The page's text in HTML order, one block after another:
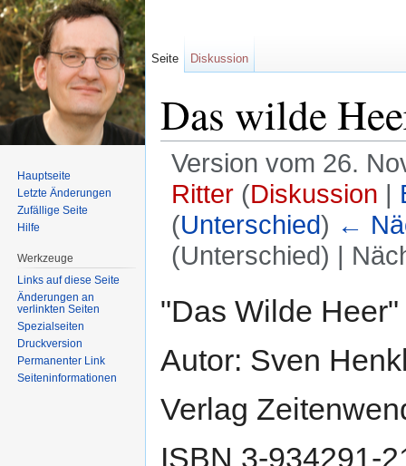
Das wilde
Version vom 26.
Ritter (Diskussion |
(Unterschied) ←
(Unterschied) |
"Das Wilde Heer"
Autor: Sven
Verlag
ISBN 3-934291-
Seite Diskussion
Hauptseite
Letzte Änderungen
Zufällige Seite
Hilfe
Werkzeuge
Links auf diese Seite
Änderungen an
verlinkten Seiten
Spezialseiten
Druckversion
Permanenter Link
Seiten­informationen